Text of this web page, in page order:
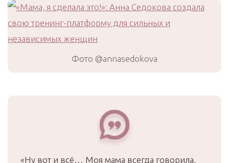
Фото @annasedokova
«Ну вот и всё… Моя мама всегда говорила,